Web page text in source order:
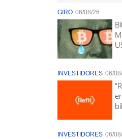
GIRO 06/08/26
INVESTIDORES 06/
INVESTIDORES 06/